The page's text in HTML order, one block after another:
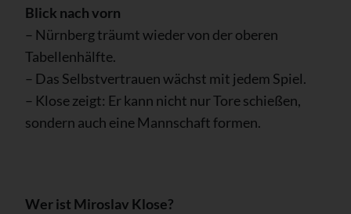
Blick nach vorn
– Nürnberg träumt wieder von der oberen
Tabellenhälfte.
– Das Selbstvertrauen wächst mit jedem Spiel.
– Klose zeigt: Er kann nicht nur Tore schießen,
sondern auch eine Mannschaft formen.
Wer ist Miroslav Klose?